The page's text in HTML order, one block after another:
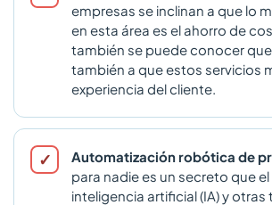
empresas se inclinan a que lo
en esta área es el ahorro de
también se puede conocer
también a que estos servicios
experiencia del cliente.
Automatización robótica de
para nadie es un secreto que
inteligencia artificial (IA) y